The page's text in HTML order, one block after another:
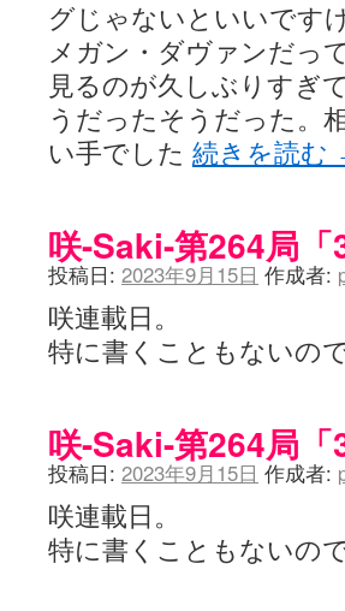
グじゃないといいです
メガン・ダヴァンだっ
見るのが久しぶりすぎ
うだったそうだった。
い手でした 続きを読む
咲-Saki-第264局「
投稿日: 2023年9月15日 作成者:
咲連載日。
特に書くこともないの
咲-Saki-第264局「
投稿日: 2023年9月15日 作成者:
咲連載日。
特に書くこともないの